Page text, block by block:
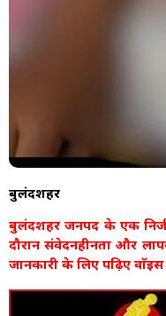
बुलंदशहर
बुलंदशहर जनपद के एक
दौरान संवेदनहीनता और
जानकारी के लिए पढ़िए